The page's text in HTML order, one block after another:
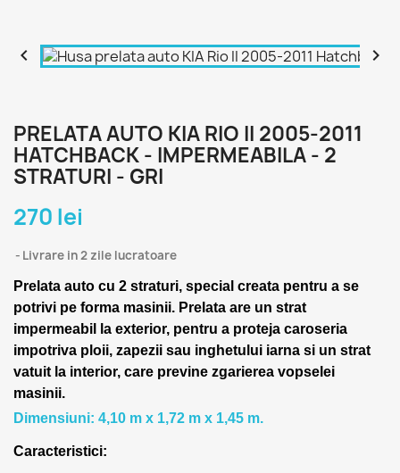
 
PRELATA AUTO KIA RIO II 2005-2011
HATCHBACK - IMPERMEABILA - 2
STRATURI - GRI
270 lei
Livrare in 2 zile lucratoare
Prelata auto cu 2 straturi, special creata pentru a se
potrivi pe forma masinii. Prelata are un strat
impermeabil la exterior, pentru a proteja caroseria
impotriva ploii, zapezii sau inghetului iarna si un strat
vatuit la interior, care previne zgarierea vopselei
masinii.
Dimensiuni: 4,10 m x 1,72 m x 1,45 m.
Caracteristici: